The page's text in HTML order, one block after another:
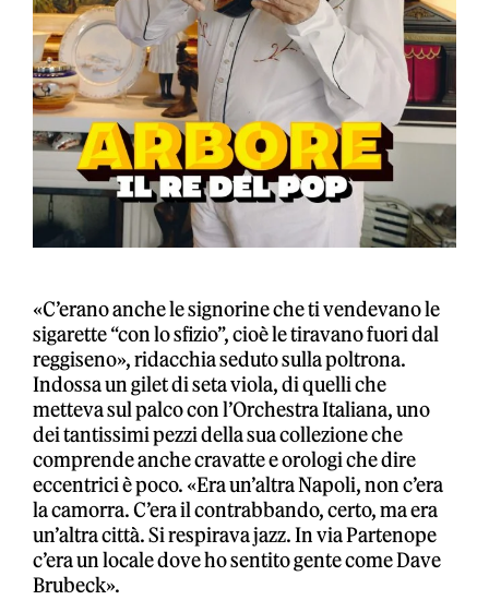
«C’erano anche le signorine che ti vendevano le
sigarette “con lo sfizio”, cioè le tiravano fuori dal
reggiseno», ridacchia seduto sulla poltrona.
Indossa un gilet di seta viola, di quelli che
metteva sul palco con l’Orchestra Italiana, uno
dei tantissimi pezzi della sua collezione che
comprende anche cravatte e orologi che dire
eccentrici è poco. «Era un’altra Napoli, non c’era
la camorra. C’era il contrabbando, certo, ma era
un’altra città. Si respirava jazz. In via Partenope
c’era un locale dove ho sentito gente come Dave
Brubeck».